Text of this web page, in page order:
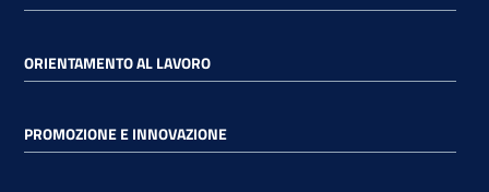
Seguici
su
ORIENTAMENTO AL LAVORO
PROMOZIONE E INNOVAZIONE